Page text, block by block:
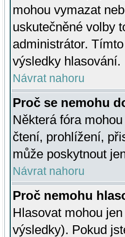
mohou vymazat
uskutečněné volby
administrátor.
výsledky hlasování.
Návrat nahoru
Proč se nemohu
Některá fóra
čtení, prohlížení,
může poskytnout
Návrat nahoru
Proč nemohu
Hlasovat mohou
výsledky). Pokud